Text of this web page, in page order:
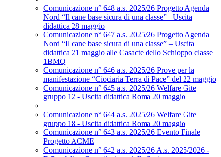
Comunicazione n° 648 a.s. 2025/26 Progetto Agenda
Nord “Il cane base sicura di una classe” –Uscita
didattica 28 maggio
Comunicazione n° 647 a.s. 2025/26 Progetto Agenda
Nord “Il cane base sicura di una classe” – Uscita
didattica 21 maggio alle Casacte dello Schioppo classe
1BMQ
Comunicazione n° 646 a.s. 2025/26 Prove per la
manifestazione “Ciociaria Terra di Pace” del 22 maggio
Comunicazione n° 645 a.s. 2025/26 Welfare Gite
gruppo 12 - Uscita didattica Roma 20 maggio
Comunicazione n° 644 a.s. 2025/26 Welfare Gite
gruppo 18 - Uscita didattica Roma 20 maggio
Comunicazione n° 643 a.s. 2025/26 Evento Finale
Progetto ACME
Comunicazione n° 642 a.s. 2025/26 A.s. 2025/2026 -